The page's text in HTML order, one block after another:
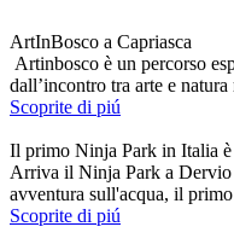
ArtInBosco a Capriasca
Artinbosco è un percorso
dall’incontro tra arte e
Scoprite di piú
Il primo Ninja Park in Italia
Arriva il Ninja Park a
avventura sull'acqua, il
Scoprite di piú